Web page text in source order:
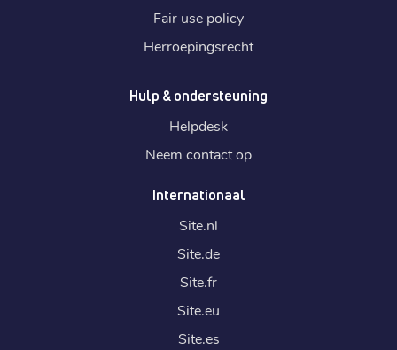
Fair use policy
Herroepingsrecht
Hulp & ondersteuning
Helpdesk
Neem contact op
Internationaal
Site.nl
Site.de
Site.fr
Site.eu
Site.es